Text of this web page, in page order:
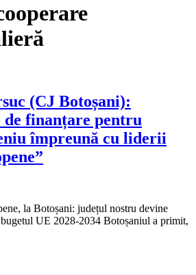
(CJ Botoșani):
finanțare pentru
împreună cu liderii
la Botoșani: județul nostru devine
UE 2028-2034 Botoșaniul a primit,